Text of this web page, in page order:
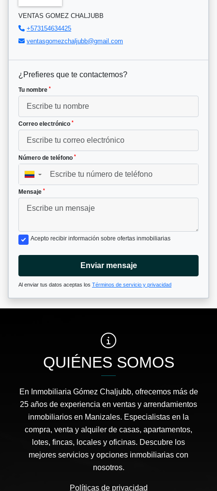
VENTAS GOMEZ CHALJUBB
+573154634425
ventasgomezchaljubb@gmail.com
¿Prefieres que te contactemos?
Tu nombre *
Correo electrónico *
Número de teléfono *
▼
Mensaje *
Acepto recibir información sobre ofertas inmobiliarias
Enviar mensaje
Al enviar tus datos aceptas los Términos de servicio y privacidad
QUIÉNES SOMOS
En Inmobiliaria Gómez Chaljubb, ofrecemos más de
25 años de experiencia en ventas y arrendamientos
inmobiliarios en Manizales. Especialistas en la
compra, venta y alquiler de casas, apartamentos,
lotes, fincas, locales y oficinas. Descubre los
mejores servicios y opciones inmobiliarias con
nosotros.
Políticas de privacidad